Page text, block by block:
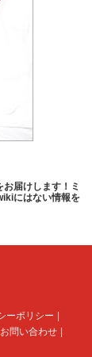
届けします！ミ
にはない情報を
ーポリシー
お問い合わせ